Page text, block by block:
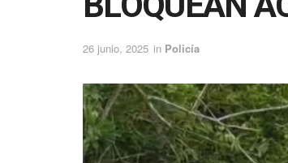
26 junio, 2025 in Policía